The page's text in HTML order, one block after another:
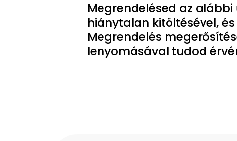
Megrendelésed az alábbi
hiánytalan kitöltésével, és
Megrendelés
lenyomásával tudod